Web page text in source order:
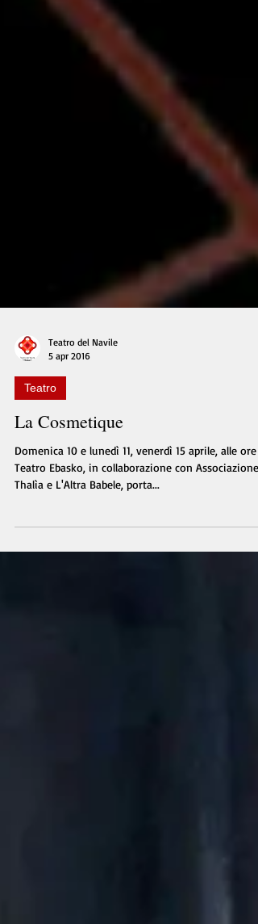
Teatro del Navile
5 apr 2016
La Cosmetique
Domenica 10 e lunedì 11, venerdì 15 aprile, alle ore
Teatro Ebasko, in collaborazione con Associazione